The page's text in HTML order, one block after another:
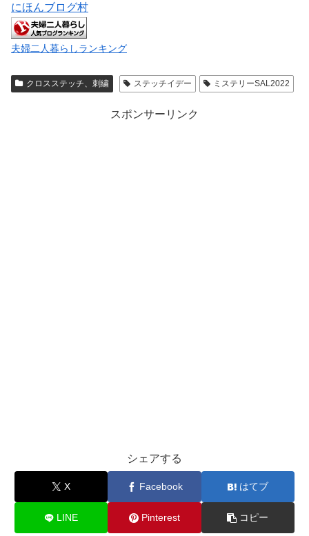
にほんブログ村
夫婦二人暮らしランキング
クロスステッチ、刺繍 ステッチイデー ミステリーSAL2022
スポンサーリンク
シェアする
X Facebook はてブ
LINE Pinterest コピー